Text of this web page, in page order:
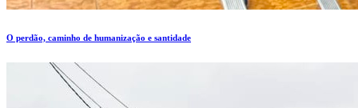
O perdão, caminho de humanização e santidade